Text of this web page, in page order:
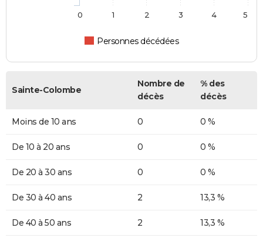
Personnes décédées
0 1 2 3 4 5
Sainte-Colombe
Nombre de
décès
% des
décès
Moins de 10 ans 0 0 %
De 10 à 20 ans 0 0 %
De 20 à 30 ans 0 0 %
De 30 à 40 ans 2 13,3 %
De 40 à 50 ans 2 13,3 %